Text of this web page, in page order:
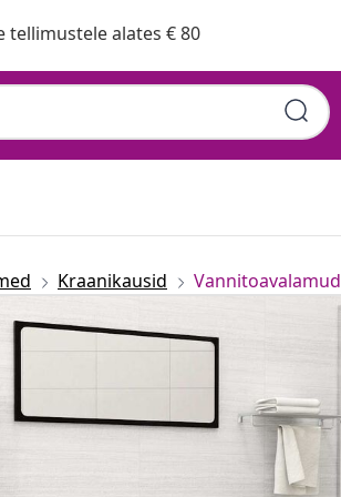
tellimustele alates € 80
Kraanikausid Vannitoavalamud